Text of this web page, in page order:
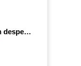
4 diversificación despedida de 4º